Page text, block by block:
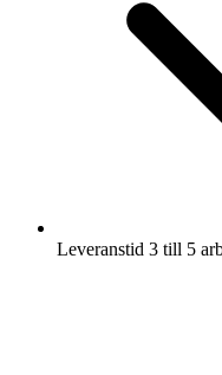
Leveranstid 3 till 5